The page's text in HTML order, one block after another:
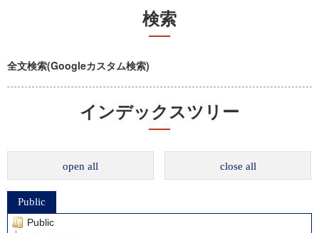
検索
全文検索(Googleカスタム検索)
インデックスツリー
open all close all
Public
Public